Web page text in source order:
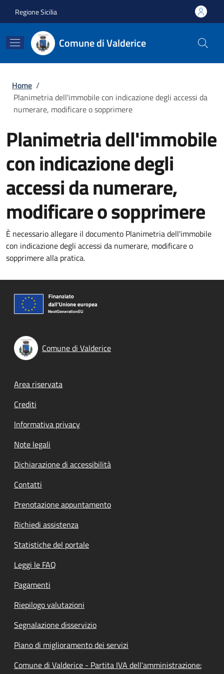
Regione Sicilia
Comune di Valderice
Briciole di pane
Home /
Planimetria dell'immobile con indicazione degli accessi da
numerare, modificare o sopprimere
Planimetria dell'immobile
con indicazione degli
accessi da numerare,
modificare o sopprimere
È necessario allegare il documento Planimetria dell'immobile
con indicazione degli accessi da numerare, modificare o
sopprimere alla pratica.
Comune di Valderice
Footer menu
Area riservata
Crediti
Informativa privacy
Note legali
Dichiarazione di accessibilità
Contatti
Prenotazione appuntamento
Richiedi assistenza
Statistiche del portale
Leggi le FAQ
Pagamenti
Riepilogo valutazioni
Segnalazione disservizio
Piano di miglioramento dei servizi
Comune di Valderice - Partita IVA dell'amministrazione: